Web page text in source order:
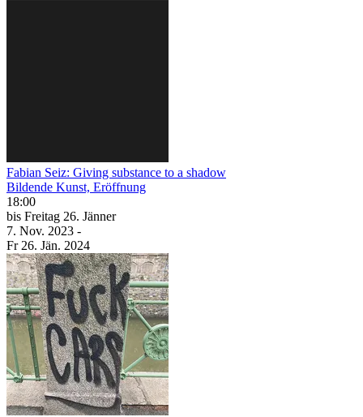
Fabian Seiz: Giving substance to a shadow
Bildende Kunst, Eröffnung
18:00
bis Freitag 26. Jänner
7. Nov. 2023 -
Fr 26. Jän. 2024